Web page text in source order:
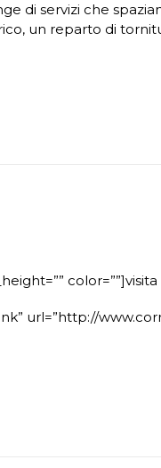
di servizi che
un reparto di
url=”http://